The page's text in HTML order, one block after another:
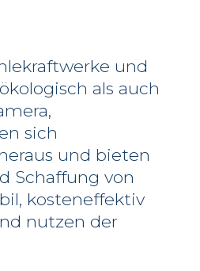
und
als auch
sich
und bieten
Schaffung von
kosteneffektiv
nutzen der